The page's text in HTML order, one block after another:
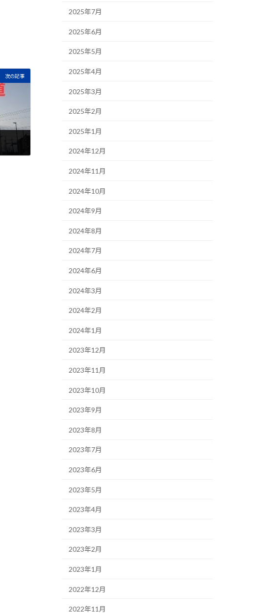
次の記事
2025年7月
2025年6月
2025年5月
2025年4月
2025年3月
2025年2月
2025年1月
2024年12月
2024年11月
2024年10月
2024年9月
2024年8月
2024年7月
2024年6月
2024年3月
2024年2月
2024年1月
2023年12月
2023年11月
2023年10月
2023年9月
2023年8月
2023年7月
2023年6月
2023年5月
2023年4月
2023年3月
2023年2月
2023年1月
2022年12月
2022年11月